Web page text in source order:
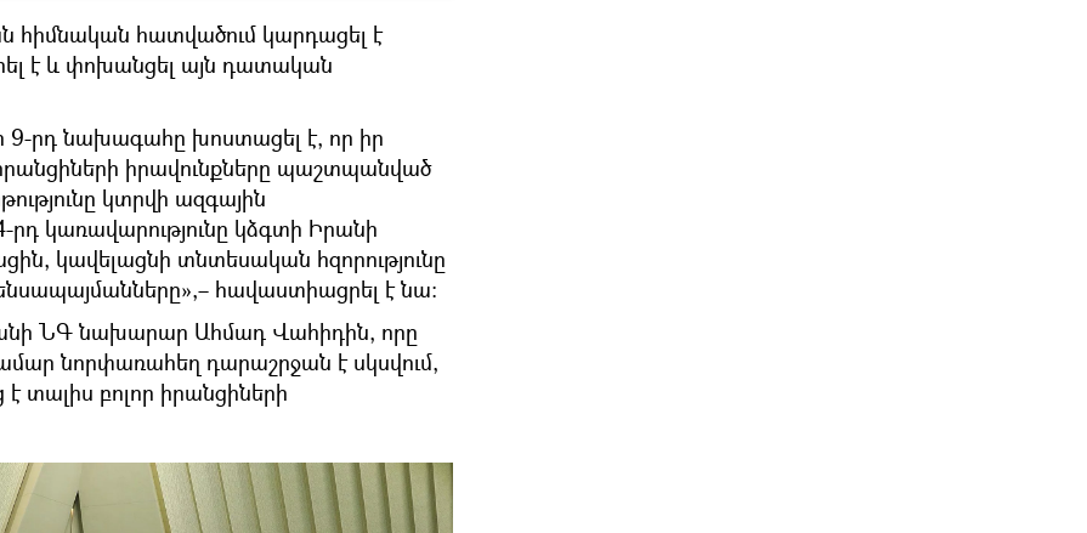
հիմնական հատվածում կարդացել է
է և փոխանցել այն դատական
9-րդ նախագահը խոստացել է, որ իր
իրավունքները պաշտպանված
կտրվի ազգային
րդ կառավարությունը կձգտի Իրանի
կավելացնի տնտեսական հզորությունը
հավաստիացրել է նա։
ՆԳ նախարար Ահմադ Վահիդին, որը
նորփառահեղ դարաշրջան է սկսվում,
է տալիս բոլոր իրանցիների